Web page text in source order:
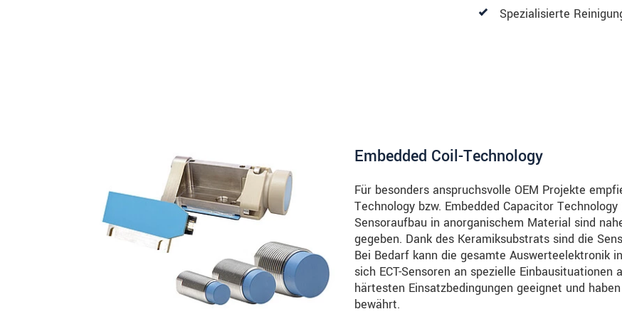
Spezialisierte
Embedded Coil-Technology
Für besonders anspruchsvolle OEM Projekte
Technology bzw. Embedded Capacitor
Sensoraufbau in anorganischem Material sind
gegeben. Dank des Keramiksubstrats sind die
Bei Bedarf kann die gesamte Auswerteelektronik
sich ECT-Sensoren an spezielle Einbausituationen
härtesten Einsatzbedingungen geeignet und
bewährt.